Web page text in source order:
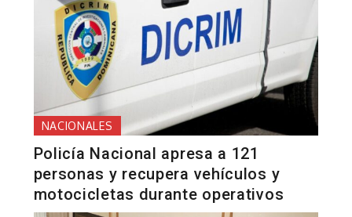
NACIONALES
Policía Nacional apresa a 121
personas y recupera vehículos y
motocicletas durante operativos